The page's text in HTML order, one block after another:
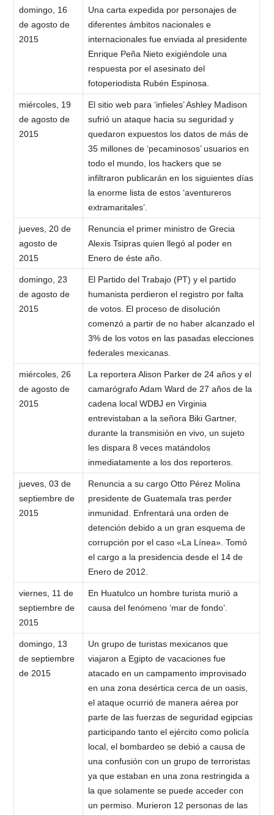
domingo, 16
de agosto de
2015
Una carta expedida por personajes de
diferentes ámbitos nacionales e
internacionales fue enviada al presidente
Enrique Peña Nieto exigiéndole una
respuesta por el asesinato del
fotoperiodista Rubén Espinosa.
miércoles, 19
de agosto de
2015
El sitio web para ‘infieles’ Ashley Madison
sufrió un ataque hacia su seguridad y
quedaron expuestos los datos de más de
35 millones de ‘pecaminosos’ usuarios en
todo el mundo, los hackers que se
infiltraron publicarán en los siguientes días
la enorme lista de estos ‘aventureros
extramaritales’.
jueves, 20 de
agosto de
2015
Renuncia el primer ministro de Grecia
Alexis Tsipras quien llegó al poder en
Enero de éste año.
domingo, 23
de agosto de
2015
El Partido del Trabajo (PT) y el partido
humanista perdieron el registro por falta
de votos. El proceso de disolución
comenzó a partir de no haber alcanzado el
3% de los votos en las pasadas elecciones
federales mexicanas.
miércoles, 26
de agosto de
2015
La reportera Alison Parker de 24 años y el
camarógrafo Adam Ward de 27 años de la
cadena local WDBJ en Virginia
entrevistaban a la señora Biki Gartner,
durante la transmisión en vivo, un sujeto
les dispara 8 veces matándolos
inmediatamente a los dos reporteros.
jueves, 03 de
septiembre de
2015
Renuncia a su cargo Otto Pérez Molina
presidente de Guatemala tras perder
inmunidad. Enfrentará una orden de
detención debido a un gran esquema de
corrupción por el caso «La Línea». Tomó
el cargo a la presidencia desde el 14 de
Enero de 2012.
viernes, 11 de
septiembre de
2015
En Huatulco un hombre turista murió a
causa del fenómeno ‘mar de fondo’.
domingo, 13
de septiembre
de 2015
Un grupo de turistas mexicanos que
viajaron a Egipto de vacaciones fue
atacado en un campamento improvisado
en una zona desértica cerca de un oasis,
el ataque ocurrió de manera aérea por
parte de las fuerzas de seguridad egipcias
participando tanto el ejército como policía
local, el bombardeo se debió a causa de
una confusión con un grupo de terroristas
ya que estaban en una zona restringida a
la que solamente se puede acceder con
un permiso. Murieron 12 personas de las